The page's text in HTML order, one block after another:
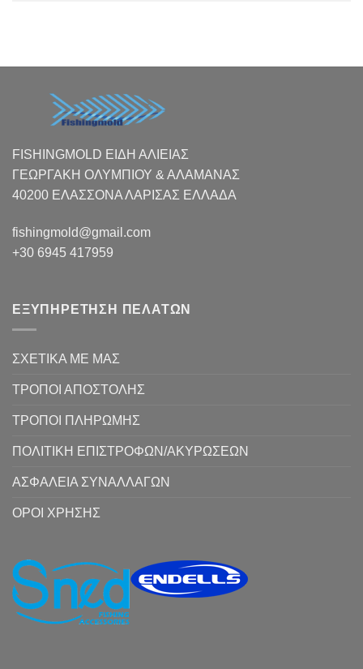
FISHINGMOLD ΕΙΔΗ ΑΛΙΕΙΑΣ
ΓΕΩΡΓΑΚΗ ΟΛΥΜΠΙΟΥ & ΑΛΑΜΑΝΑΣ
40200 ΕΛΑΣΣΟΝΑ ΛΑΡΙΣΑΣ EΛΛΑΔΑ
fishingmold@gmail.com
+30 6945 417959
ΕΞΥΠΗΡΕΤΗΣΗ ΠΕΛΑΤΩΝ
ΣΧΕΤΙΚΑ ΜΕ ΜΑΣ
ΤΡΟΠΟΙ ΑΠΟΣΤΟΛΗΣ
ΤΡΟΠΟΙ ΠΛΗΡΩΜΗΣ
ΠΟΛΙΤΙΚΗ ΕΠΙΣΤΡΟΦΩΝ/ΑΚΥΡΩΣΕΩΝ
ΑΣΦΑΛΕΙΑ ΣΥΝΑΛΛΑΓΩΝ
ΟΡΟΙ ΧΡΗΣΗΣ